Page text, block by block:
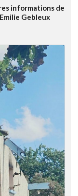
informations de
Gebleux